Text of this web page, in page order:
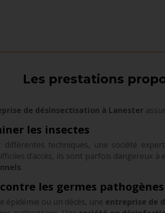
Les prestations
de désinsectisation à Lanester
les insectes
différentes techniques, une société
d’accès, ils sont parfois dangereux
.
les germes pathogènes
épidémie ou un décès, une entreprise de